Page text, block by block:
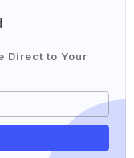
Direct to Your